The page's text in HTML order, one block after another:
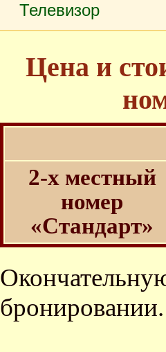
Телевизор
Цена и
2-х местный
номер
«Стандарт»
бронировании.